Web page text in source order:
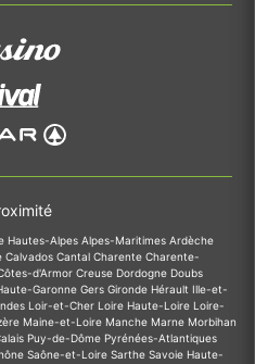
Hautes-Alpes Alpes-Maritimes Ardèche
Calvados Cantal Charente Charente-
d'Armor Creuse Dordogne Doubs
Garonne Gers Gironde Hérault Ille-et-
Loir-et-Cher Loire Haute-Loire Loire-
Maine-et-Loire Manche Marne Morbihan
Puy-de-Dôme Pyrénées-Atlantiques
Saône-et-Loire Sarthe Savoie Haute-